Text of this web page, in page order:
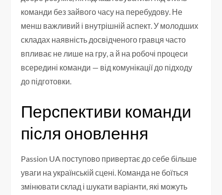
команди без зайвого часу на перебудову. Не
менш важливий і внутрішній аспект. У молодших
складах наявність досвідченого гравця часто
впливає не лише на гру, а й на робочі процеси
всередині команди — від комунікації до підходу
до підготовки.
Перспективи команди
після оновлення
Passion UA поступово привертає до себе більше
уваги на українській сцені. Команда не боїться
змінювати склад і шукати варіанти, які можуть